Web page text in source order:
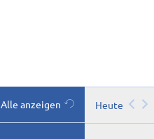
Alle anzeigen Heute